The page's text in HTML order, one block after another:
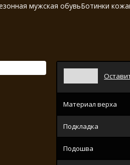
мужская обувьБотинки
Материал верха
Подкладка
Подошва